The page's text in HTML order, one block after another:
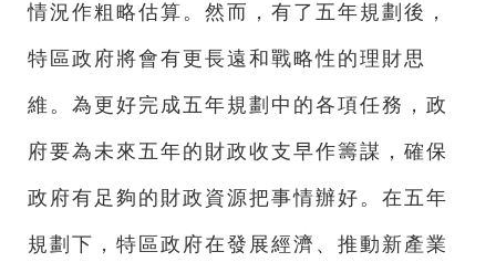
情況作粗略估算。然而，有了五年規劃後，
特區政府將會有更長遠和戰略性的理財思
維。為更好完成五年規劃中的各項任務，政
府要為未來五年的財政收支早作籌謀，確保
政府有足夠的財政資源把事情辦好。在五年
規劃下，特區政府在發展經濟、推動新產業